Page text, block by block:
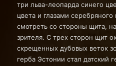
три льва-леопарда синего
цвета и глазами
смотреть со стороны щита,
зрителя. С трех сторон щит
скрещенных дубовых веток
герба Эстонии стал датский